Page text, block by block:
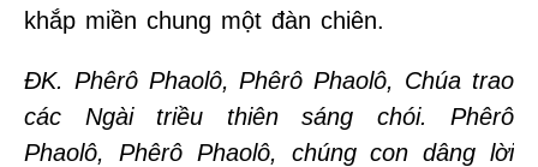
khắp miền chung một đàn chiên.
ĐK. Phêrô Phaolô, Phêrô Phaolô, Chúa trao
các Ngài triều thiên sáng chói. Phêrô
Phaolô, Phêrô Phaolô, chúng con dâng lời